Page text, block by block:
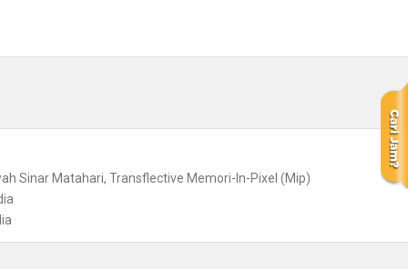
Sinar Matahari, Transflective Memori-In-Pixel (Mip)